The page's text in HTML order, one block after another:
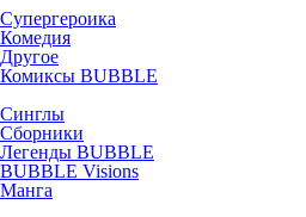
Супергероика
Комедия
Другое
Комиксы BUBBLE
Синглы
Сборники
Легенды BUBBLE
BUBBLE Visions
Манга